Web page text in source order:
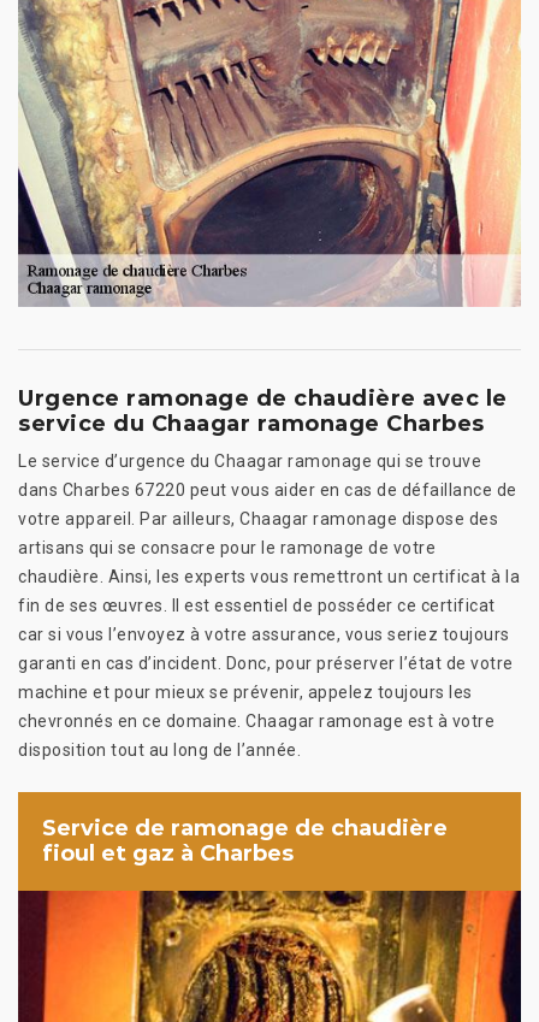
Urgence ramonage de chaudière avec le
service du Chaagar ramonage Charbes
Le service d’urgence du Chaagar ramonage qui se trouve
dans Charbes 67220 peut vous aider en cas de défaillance de
votre appareil. Par ailleurs, Chaagar ramonage dispose des
artisans qui se consacre pour le ramonage de votre
chaudière. Ainsi, les experts vous remettront un certificat à la
fin de ses œuvres. Il est essentiel de posséder ce certificat
car si vous l’envoyez à votre assurance, vous seriez toujours
garanti en cas d’incident. Donc, pour préserver l’état de votre
machine et pour mieux se prévenir, appelez toujours les
chevronnés en ce domaine. Chaagar ramonage est à votre
disposition tout au long de l’année.
Service de ramonage de chaudière
fioul et gaz à Charbes